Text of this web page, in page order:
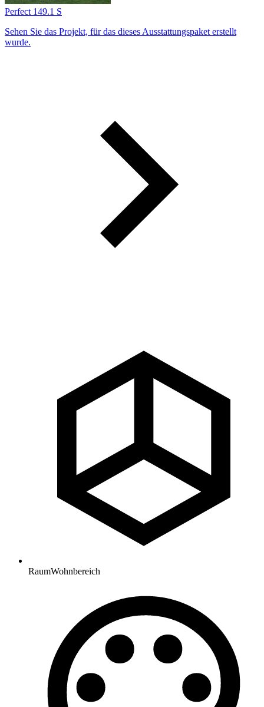
Perfect 149.1 S
Sehen Sie das Projekt, für das dieses Ausstattungs­paket erstellt
wurde.
RaumWohnbereich